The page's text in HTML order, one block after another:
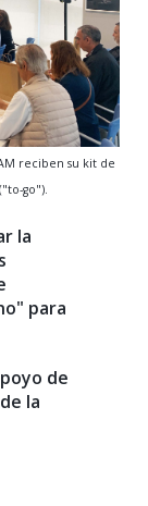
reciben su kit de
go").
la
para
de
la